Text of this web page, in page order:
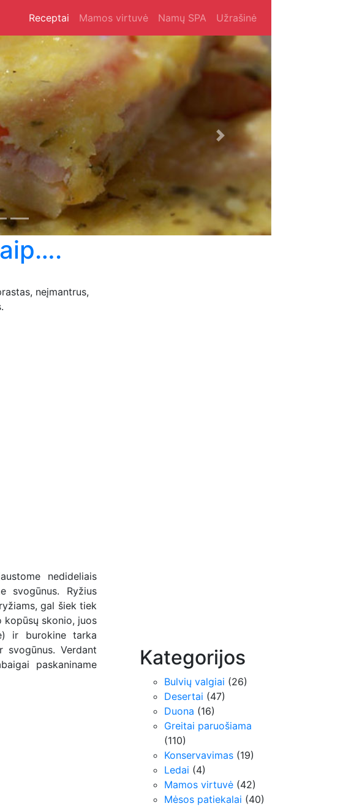
Receptai Mamos virtuvė Namų SPA Užrašinė
Next
neįmantrus,
nedideliais
svogūnus. Ryžius
gal šiek tiek
skonio, juos
ir burokine tarka
Verdant
paskaniname
Kategorijos
Bulvių valgiai (26)
Desertai (47)
Duona (16)
Greitai paruošiama
(110)
Konservavimas (19)
Ledai (4)
Mamos virtuvė (42)
Mėsos patiekalai (40)